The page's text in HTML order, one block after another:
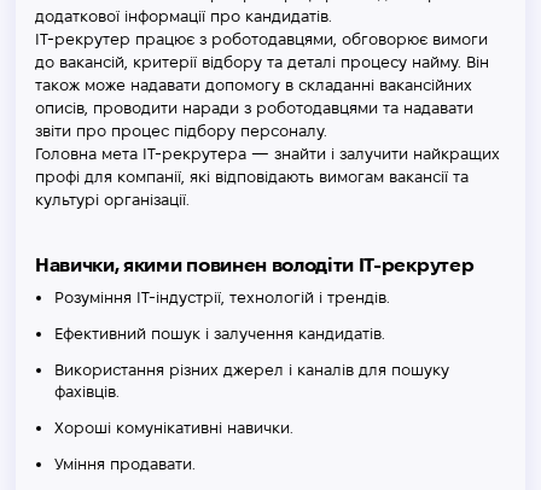
додаткової інформації про кандидатів.
IT-рекрутер працює з роботодавцями, обговорює вимоги
до вакансій, критерії відбору та деталі процесу найму. Він
також може надавати допомогу в складанні вакансійних
описів, проводити наради з роботодавцями та надавати
звіти про процес підбору персоналу.
Головна мета IT-рекрутера — знайти і залучити найкращих
профі для компанії, які відповідають вимогам вакансії та
культурі організації.
Навички, якими повинен володіти IT-рекрутер
Розуміння IT-індустрії, технологій і трендів.
Ефективний пошук і залучення кандидатів.
Використання різних джерел і каналів для пошуку
фахівців.
Хороші комунікативні навички.
Уміння продавати.